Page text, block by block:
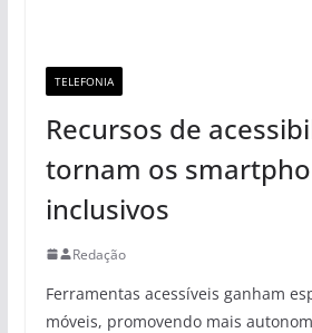
TELEFONIA
Recursos de
tornam os
inclusivos
Redação
Ferramentas acessíveis ganham
móveis, promovendo mais